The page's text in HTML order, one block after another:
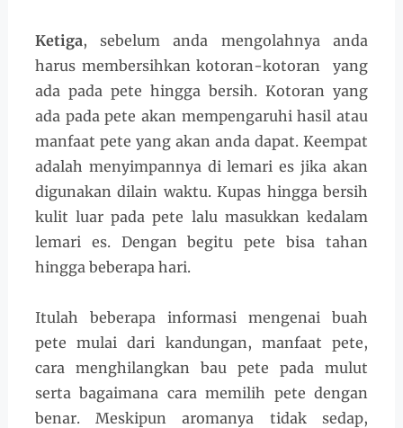
Ketiga, sebelum anda mengolahnya anda
harus membersihkan kotoran-kotoran yang
ada pada pete hingga bersih. Kotoran yang
ada pada pete akan mempengaruhi hasil atau
manfaat pete yang akan anda dapat. Keempat
adalah menyimpannya di lemari es jika akan
digunakan dilain waktu. Kupas hingga bersih
kulit luar pada pete lalu masukkan kedalam
lemari es. Dengan begitu pete bisa tahan
hingga beberapa hari.
Itulah beberapa informasi mengenai buah
pete mulai dari kandungan, manfaat pete,
cara menghilangkan bau pete pada mulut
serta bagaimana cara memilih pete dengan
benar. Meskipun aromanya tidak sedap,